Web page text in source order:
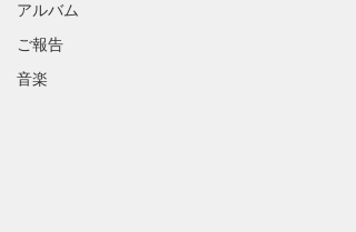
アルバム
ご報告
音楽